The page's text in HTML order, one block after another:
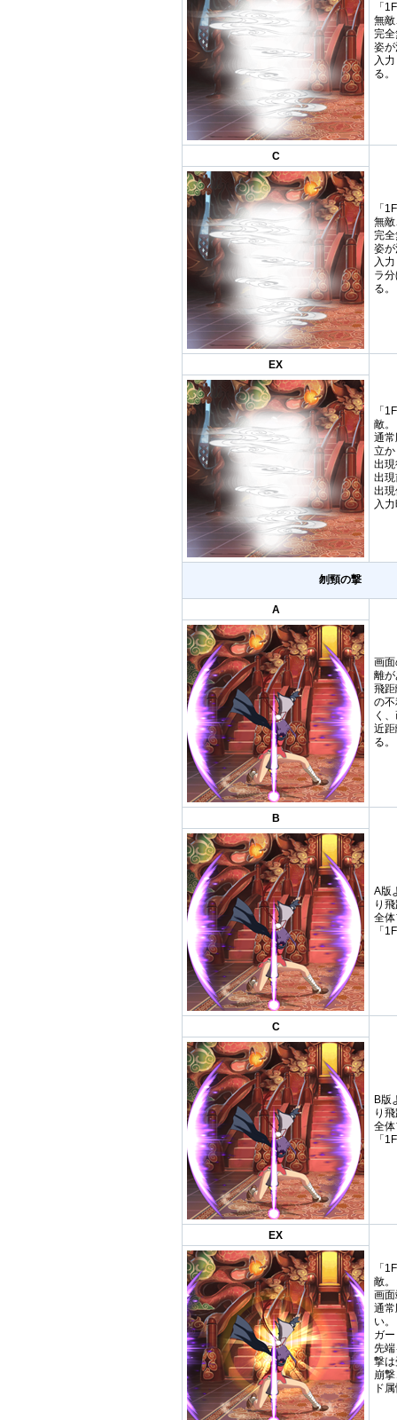
「
無
完
姿
入
る。
C
「
無
完
姿
入
ラ
る。
EX
「
敵。
通
立
出
出
出
入
刎頸の撃
A
画
離
飛
の
く
近
る。
B
A版
り
全
「
C
B版
り
全
「
EX
「
敵。
画
通
い。
ガ
先
撃
崩
ド